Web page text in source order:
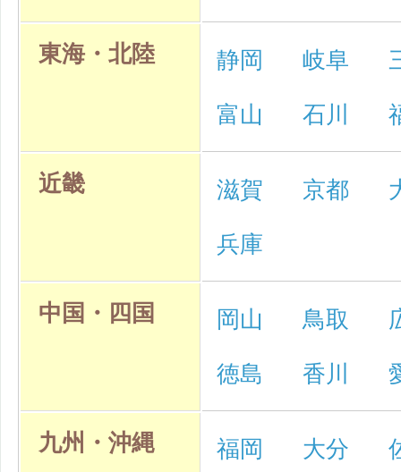
東海・北陸 静岡 岐阜
富山 石川
近畿 滋賀 京都
兵庫
中国・四国 岡山 鳥取
徳島 香川
九州・沖縄 福岡 大分